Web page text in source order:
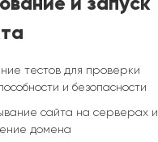
и запуск
тестов для проверки
и безопасности
сайта на серверах и
домена